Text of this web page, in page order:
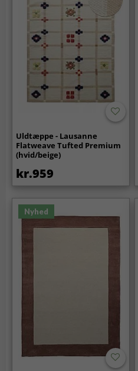
Uldtæppe - Lausanne
Flatweave Tufted Premium
(hvid/beige)
kr.959
Nyhed